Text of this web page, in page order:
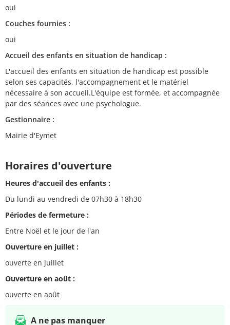
oui
Couches fournies :
oui
Accueil des enfants en situation de handicap :
L'accueil des enfants en situation de handicap est possible
selon ses capacités, l'accompagnement et le matériel
nécessaire à son accueil.L'équipe est formée, et accompagnée
par des séances avec une psychologue.
Gestionnaire :
Mairie d'Eymet
Horaires d'ouverture
Heures d'accueil des enfants :
Du lundi au vendredi de 07h30 à 18h30
Périodes de fermeture :
Entre Noël et le jour de l'an
Ouverture en juillet :
ouverte en juillet
Ouverture en août :
ouverte en août
A ne pas manquer